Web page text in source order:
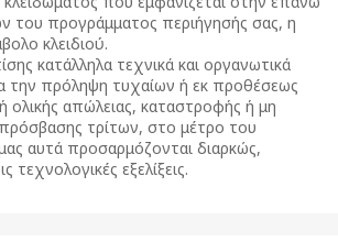
του προγράμματος περιήγησής σας, η
κλειδιού.
κατάλληλα τεχνικά και οργανωτικά
την πρόληψη τυχαίων ή εκ προθέσεως
ολικής απώλειας, καταστροφής ή μη
τρίτων, στο μέτρο του
αυτά προσαρμόζονται διαρκώς,
τεχνολογικές εξελίξεις.